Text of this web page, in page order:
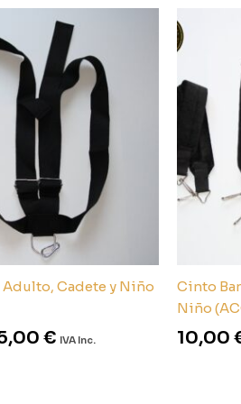
Cadete y Niño
€
Rango
de
precios:
desde
16,00 €
hasta
25,00 €
IVA Inc.
Cinto
Niño
10,00